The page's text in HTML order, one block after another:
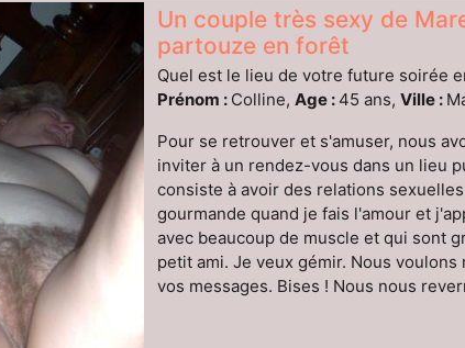
Un couple très sexy de
partouze en forêt
Quel est le lieu de votre future soirée
Prénom : Colline, Age : 45 ans, Ville :
Pour se retrouver et s'amuser, nous
inviter à un rendez-vous dans un lieu
consiste à avoir des relations
gourmande quand je fais l'amour et
avec beaucoup de muscle et qui sont
petit ami. Je veux gémir. Nous
vos messages. Bises ! Nous nous